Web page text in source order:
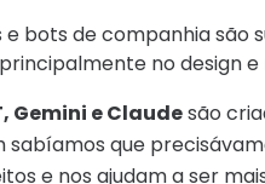
bots de companhia são
no design e
Gemini e Claudesão
que
e nos ajudam a ser